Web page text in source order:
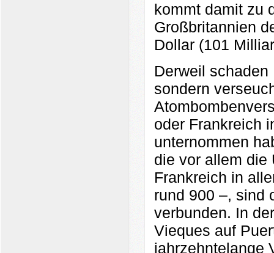
kommt damit zu
Großbritannien
Dollar (101
Derweil
sondern
oder Frankreich
unternommen
die vor allem die
Frankreich in
rund 900 –, sind
verbunden. In
Vieques auf
jahrzehntelange